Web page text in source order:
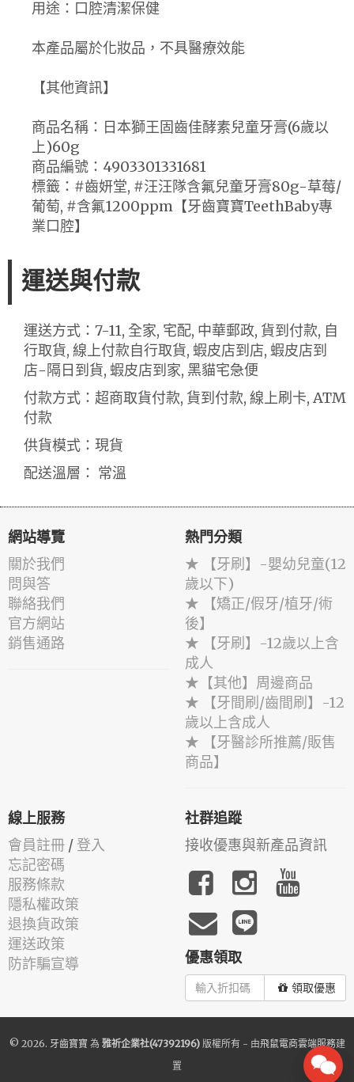
用途：口腔清潔保健
本產品屬於化妝品，不具醫療效能
【其他資訊】
商品名稱：日本獅王固齒佳酵素兒童牙膏(6歲以
上)60g
商品編號：4903301331681
標籤：#齒妍堂, #汪汪隊含氟兒童牙膏80g-草莓/
葡萄, #含氟1200ppm【牙齒寶寶TeethBaby專
業口腔】
運送與付款
運送方式：7-11, 全家, 宅配, 中華郵政, 貨到付款, 自
行取貨, 線上付款自行取貨, 蝦皮店到店, 蝦皮店到
店-隔日到貨, 蝦皮店到家, 黑貓宅急便
付款方式：超商取貨付款, 貨到付款, 線上刷卡, ATM
付款
供貨模式：現貨
配送溫層： 常溫
網站導覽
關於我們
問與答
聯絡我們
官方網站
銷售通路
熱門分類
★ 【牙刷】-嬰幼兒童(12
歲以下)
★ 【矯正/假牙/植牙/術
後】
★ 【牙刷】-12歲以上含
成人
★【其他】周邊商品
★ 【牙間刷/齒間刷】-12
歲以上含成人
★ 【牙醫診所推薦/販售
商品】
線上服務
會員註冊 / 登入
忘記密碼
服務條款
隱私權政策
退換貨政策
運送政策
防詐騙宣導
社群追蹤
接收優惠與新產品資訊
優惠領取
領取優惠
© 2026. 牙齒寶寶 為 雅祈企業社(47392196)版權所有 - 由飛鼠電商雲端服務建
置